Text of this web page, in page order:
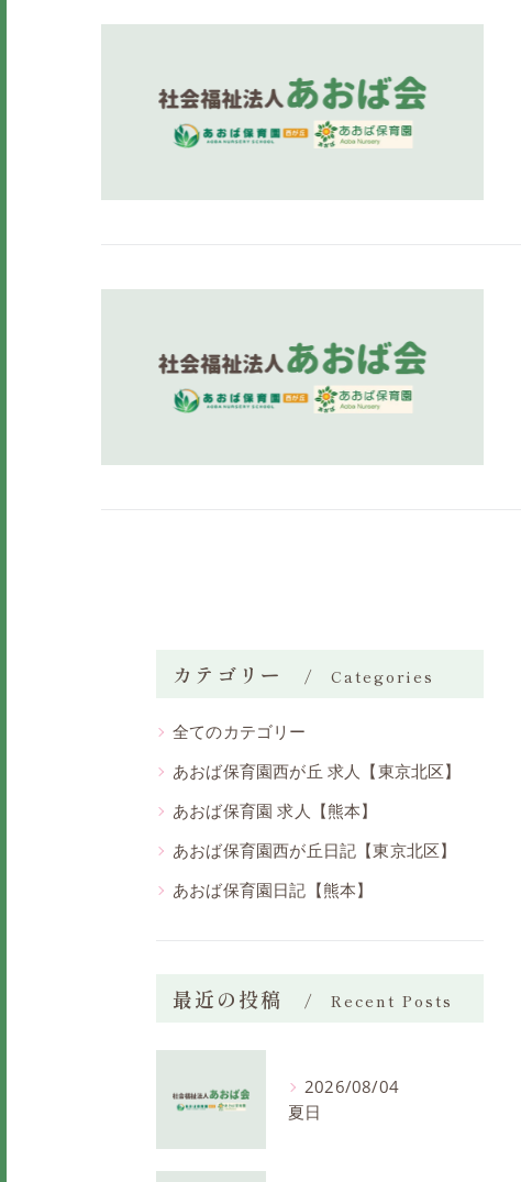
カテゴリー Categories
全てのカテゴリー
あおば保育園西が丘 求人【東京北区】
あおば保育園 求人【熊本】
あおば保育園西が丘日記【東京北区】
あおば保育園日記【熊本】
最近の投稿 Recent Posts
2026/08/04
夏日